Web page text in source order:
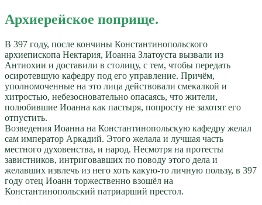
Архиерейское поприще.
В 397 году, после кончины Константинопольского
архиепископа Нектария, Иоанна Златоуста вызвали из
Антиохии и доставили в столицу, с тем, чтобы передать
осиротевшую кафедру под его управление. Причём,
уполномоченные на это лица действовали смекалкой и
хитростью, небезосновательно опасаясь, что жители,
полюбившие Иоанна как пастыря, попросту не захотят его
отпустить.
Возведения Иоанна на Константинопольскую кафедру желал
сам император Аркадий. Этого желала и лучшая часть
местного духовенства, и народ. Несмотря на протесты
завистников, интриговавших по поводу этого дела и
желавших извлечь из него хоть какую-то личную пользу, в 397
году отец Иоанн торжественно взошёл на
Константинопольский патриарший престол.